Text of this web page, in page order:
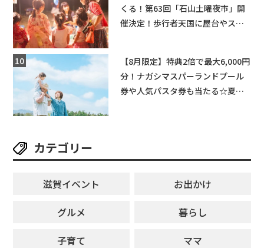
くる！第63回「石山土曜夜市」開
催決定！歩行者天国に屋台やステ
【8月限定】特典2倍で最大6,000円
分！ナガシマスパーランドプール
券や人気パスタ券も当たる☆夏休
カテゴリー
滋賀イベント
お出かけ
グルメ
暮らし
子育て
ママ